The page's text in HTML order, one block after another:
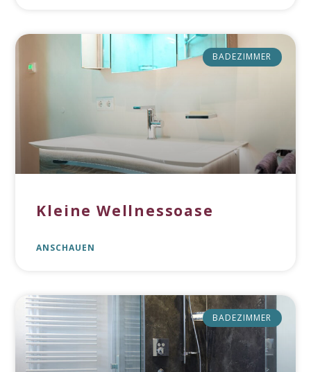
BADEZIMMER
Kleine Wellnessoase
ANSCHAUEN
BADEZIMMER